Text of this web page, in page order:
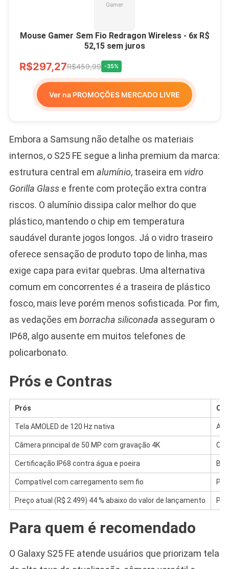
Mouse Gamer Sem Fio Redragon Wireless - 6x R$
52,15 sem juros
R$297,27R$459,99 -35%
Ver na PROMOÇÕES MERCADO LIVRE
Embora a Samsung não detalhe os materiais
internos, o S25 FE segue a linha premium da marca:
estrutura central em alumínio, traseira em vidro
Gorilla Glasse frente com proteção extra contra
riscos. O alumínio dissipa calor melhor do que
plástico, mantendo o chip em temperatura
saudável durante jogos longos. Já o vidro traseiro
oferece sensação de produto topo de linha, mas
exige capa para evitar quebras. Uma alternativa
comum em concorrentes é a traseira de plástico
fosco, mais leve porém menos sofisticada. Por fim,
as vedações em borracha siliconada asseguram o
IP68, algo ausente em muitos telefones de
policarbonato.
Prós e Contras
Prós
Tela AMOLED de 120 Hz nativa
Câmera principal de 50 MP com gravação 4K
Certificação IP68 contra água e poeira
Compatível com carregamento sem fio
Preço atual (R$ 2.499) 44 % abaixo do valor de lançamento
Para quem é recomendado
O Galaxy S25 FE atende usuários que priorizam tela